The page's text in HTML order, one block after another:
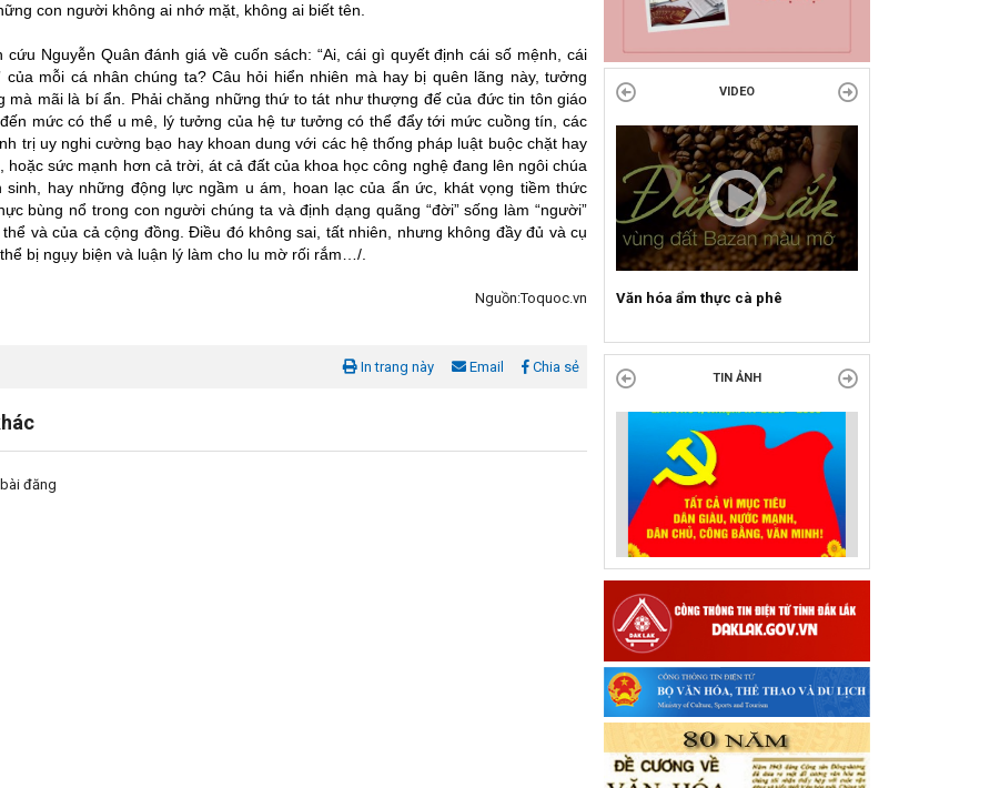
con người không ai nhớ mặt, không ai biết tên.
cứu Nguyễn Quân đánh giá về cuốn sách: “Ai, cái gì quyết định cái số mệnh, cái
của mỗi cá nhân chúng ta? Câu hỏi hiển nhiên mà hay bị quên lãng này, tưởng
mà mãi là bí ẩn. Phải chăng những thứ to tát như thượng đế của đức tin tôn giáo
mức có thể u mê, lý tưởng của hệ tư tưởng có thể đẩy tới mức cuồng tín, các
trị uy nghi cường bạo hay khoan dung với các hệ thống pháp luật buộc chặt hay
hoặc sức mạnh hơn cả trời, át cả đất của khoa học công nghệ đang lên ngôi chúa
sinh, hay những động lực ngầm u ám, hoan lạc của ẩn ức, khát vọng tiềm thức
bùng nổ trong con người chúng ta và định dạng quãng “đời” sống làm “người”
và của cả cộng đồng. Điều đó không sai, tất nhiên, nhưng không đầy đủ và cụ
bị ngụy biện và luận lý làm cho lu mờ rối rắm…/.
Nguồn:Toquoc.vn
In trang này Email Chia sẻ
đăng
VIDEO
Văn hóa ẩm thực cà phê